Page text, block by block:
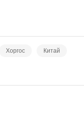
Хоргос Китай